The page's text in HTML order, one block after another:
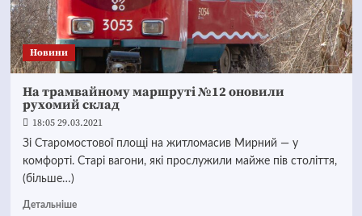
Новини
На трамвайному маршруті №12 оновили
рухомий склад
18:05 29.03.2021
Зі Старомостової площі на житломасив Мирний — у
комфорті. Старі вагони, які прослужили майже пів століття,
(більше…)
Детальніше